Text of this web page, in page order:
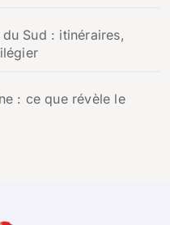
Sud : itinéraires,
: ce que révèle le